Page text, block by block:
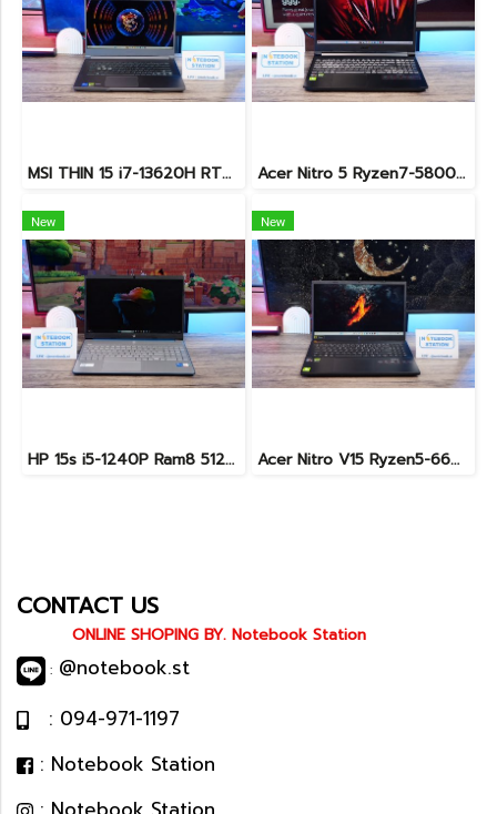
MSI THIN 15 i7-13620H RTX-3050(4GB) Ram24 SSD512GB จอ15.6 FHD 144Hz เกมมิ่งสเปคสูง ดีไซน์สวยดูทันสมัย น้ำหนักเบาไม่ถึง2kg พร้อมประกันศูนย์2027 ราคาสุดคุ้มเพียง 23,900.- Acer Nitro 5 Ryzen7-5800H RTX-3060(6GB) Ram16 SSD512 จอ15.6 FHD 144Hz เกมมิ่งสเปคสูง เครื่องพร้อมใช้งาน ราคาสุดคุ้มเพียง 19,900.-
New
HP 15s i5-1240P Ram8 512GB M.2 จอ15.6นิ้ว FHD IPS สเปคดี ทำงานเก่ง จอใหญ่ มีแป้นตัวเลขแยก ดีไซน์เรียบหรูบางเบา พร้อมใช้งานเพียง 11,990.-เท่านั้น
New
Acer Nitro V15 Ryzen5-6600H RTX2050(4GB) RAM16 512GB SSD จอ15.6นิ้ว FHD 165Hz sRGB100% เกมมิ่งรุ่นใหม่ ดีไซน์เครื่องบาง สวยเท่ดูทันสมัย มีประกันศูนย์2028 ราคาสุดคุ้มเพียง 17,990.-
CONTACT US
ONLINE SHOPING BY. Notebook Station
: @notebook.st
: 094-971-1197
: Notebook Station